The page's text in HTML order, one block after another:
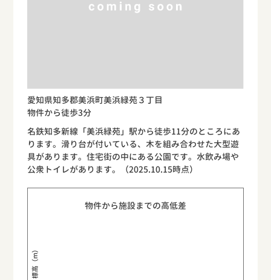
愛知県知多郡美浜町美浜緑苑３丁目
物件から徒歩3分
名鉄知多新線「美浜緑苑」駅から徒歩11分のところにあ
ります。滑り台が付いている、木を組み合わせた大型遊
具があります。住宅街の中にある公園です。水飲み場や
公衆トイレがあります。（2025.10.15時点）
物件から施設までの高低差
標高（m）